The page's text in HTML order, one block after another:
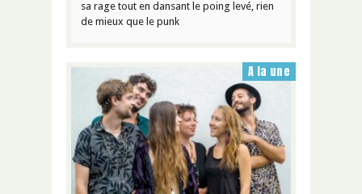
sa rage tout en dansant le poing levé, rien
de mieux que le punk
A la une